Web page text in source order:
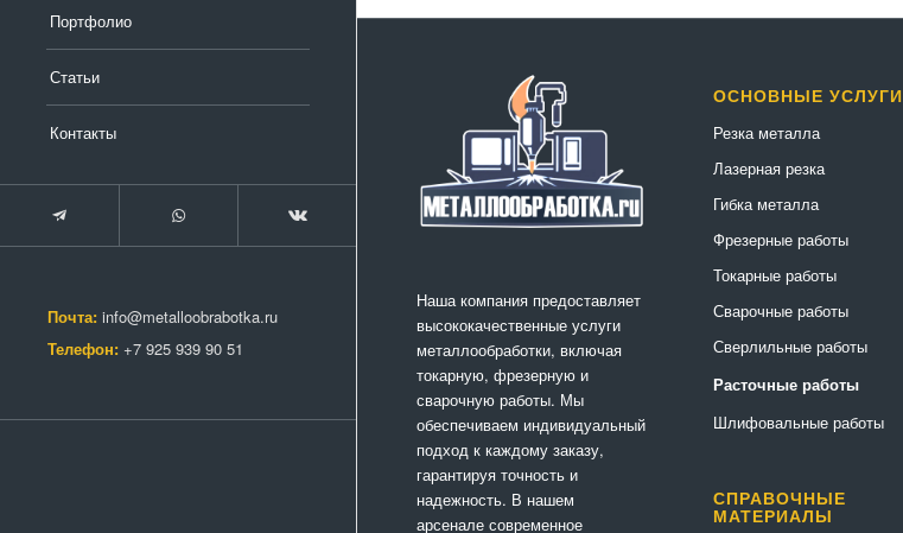
Портфолио
Статьи
Контакты
Почта: info@metalloobrabotka.ru
Телефон: +7 925 939 90 51
Наша компания предоставляет
высококачественные услуги
металлообработки, включая
токарную, фрезерную и
сварочную работы. Мы
обеспечиваем индивидуальный
подход к каждому заказу,
гарантируя точность и
надежность. В нашем
арсенале современное
ОСНОВНЫЕ УСЛУГИ
Резка металла
Лазерная резка
Гибка металла
Фрезерные работы
Токарные работы
Сварочные работы
Сверлильные работы
Расточные работы
Шлифовальные работы
СПРАВОЧНЫЕ
МАТЕРИАЛЫ